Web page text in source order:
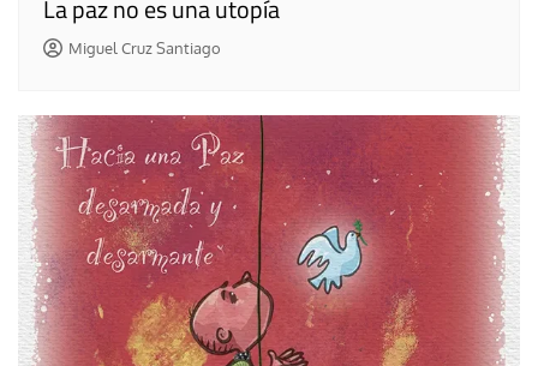
La paz no es una utopía
Miguel Cruz Santiago